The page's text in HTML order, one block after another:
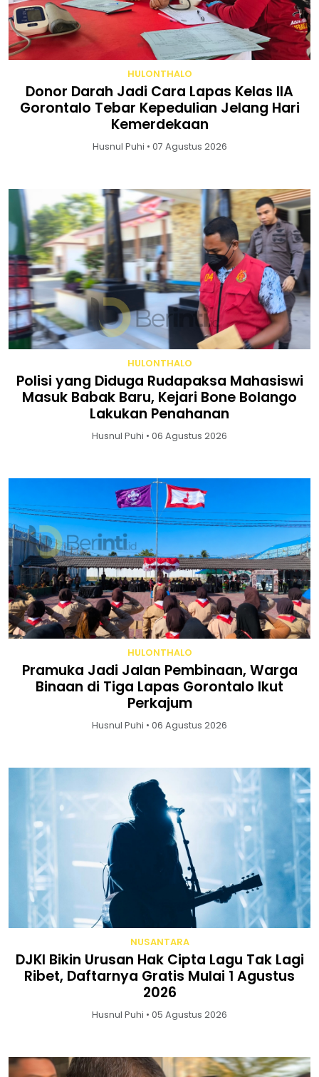
HULONTHALO
Donor Darah Jadi Cara Lapas Kelas IIA
Gorontalo Tebar Kepedulian Jelang Hari
Kemerdekaan
Husnul Puhi • 07 Agustus 2026
HULONTHALO
Polisi yang Diduga Rudapaksa Mahasiswi
Masuk Babak Baru, Kejari Bone Bolango
Lakukan Penahanan
Husnul Puhi • 06 Agustus 2026
HULONTHALO
Pramuka Jadi Jalan Pembinaan, Warga
Binaan di Tiga Lapas Gorontalo Ikut
Perkajum
Husnul Puhi • 06 Agustus 2026
NUSANTARA
DJKI Bikin Urusan Hak Cipta Lagu Tak Lagi
Ribet, Daftarnya Gratis Mulai 1 Agustus
2026
Husnul Puhi • 05 Agustus 2026